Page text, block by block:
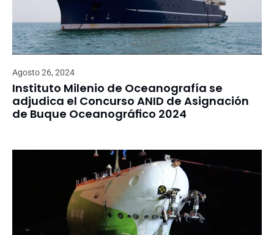
Agosto 26, 2024
Instituto Milenio de Oceanografía se
adjudica el Concurso ANID de Asignación
de Buque Oceanográfico 2024